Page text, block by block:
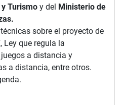
Turismo y del Ministerio de
sobre el proyecto de
Ley que regula la
a distancia y
a distancia, entre otros.